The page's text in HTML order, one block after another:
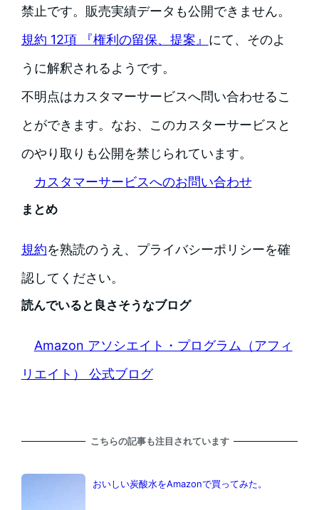
禁止です。販売実績データも公開できません。
規約 12項 『権利の留保、提案』 にて、そのよ
うに解釈されるようです。
不明点はカスタマーサービスへ問い合わせるこ
とができます。なお、このカスターサービスと
のやり取りも公開を禁じられています。
カスタマーサービスへのお問い合わせ
まとめ
規約を熟読のうえ、プライバシーポリシーを確
認してください。
読んでいると良さそうなブログ
Amazon アソシエイト・プログラム（アフィ
リエイト） 公式ブログ
こちらの記事も注目されています
おいしい炭酸水をAmazonで買ってみた。